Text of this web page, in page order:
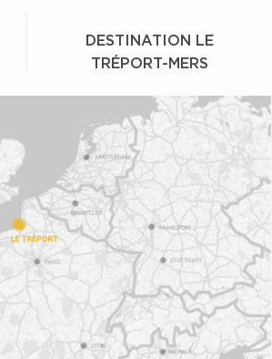
DESTINATION LE
TRÉPORT-MERS